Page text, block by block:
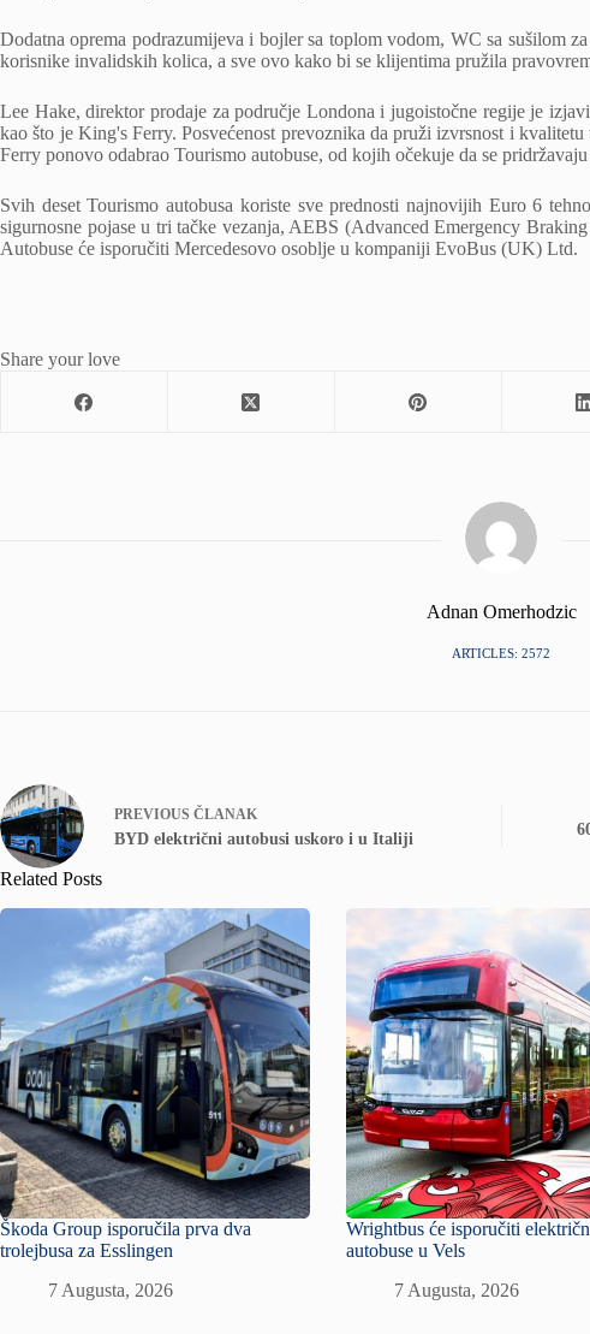
Dodatna oprema podrazumijeva i bojler sa toplom vodom, WC sa sušilom
korisnike invalidskih kolica, a sve ovo kako bi se klijentima pružila
Lee Hake, direktor prodaje za područje Londona i jugoistočne regije je
kao što je King's Ferry. Posvećenost prevoznika da pruži izvrsnost i
Ferry ponovo odabrao Tourismo autobuse, od kojih očekuje da se
Svih deset Tourismo autobusa koriste sve prednosti najnovijih Euro 6
sigurnosne pojase u tri tačke vezanja, AEBS (Advanced Emergency Braking
Autobuse će isporučiti Mercedesovo osoblje u kompaniji EvoBus (UK) Ltd.
Share your love
Adnan Omerhodzic
ARTICLES: 2572
PREVIOUS ČLANAK
BYD električni autobusi uskoro i u Italiji
Related Posts
Škoda Group isporučila prva dva
trolejbusa za Esslingen
7 Augusta, 2026
Wrightbus će isporučiti
autobuse u Vels
7 Augusta, 2026